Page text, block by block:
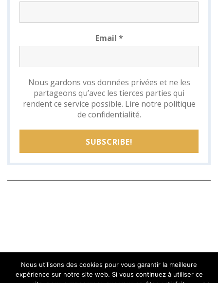
Email *
Nous gardons vos données privées et ne les
partageons qu’avec les tierces parties qui
rendent ce service possible. Lire notre politique
de confidentialité.
Nous utilisons des cookies pour vous garantir la meilleure
expérience sur notre site web. Si vous continuez à utiliser ce